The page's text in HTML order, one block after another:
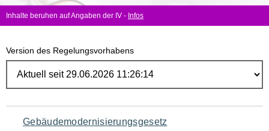
Inhalte beruhen auf Angaben der IV - Infos
Version des Regelungsvorhabens
Navigation
Gebäudemodernisierungsgesetz